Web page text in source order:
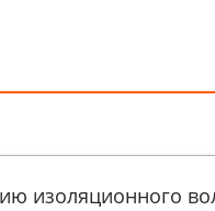
изоляционного